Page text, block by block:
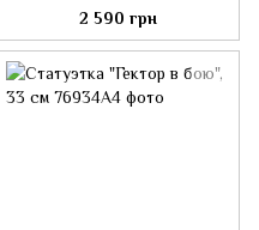
2 590 грн